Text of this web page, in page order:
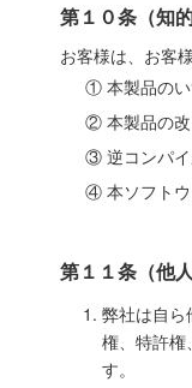
第１０条（知
お客様は、お客
① 本製品のい
② 本製品の改
③ 逆コンパイ
④ 本ソフトウ
第１１条（他
弊社は自ら
権、特許権
す。